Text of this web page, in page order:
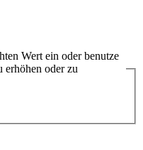
Wert ein oder benutze
erhöhen oder zu